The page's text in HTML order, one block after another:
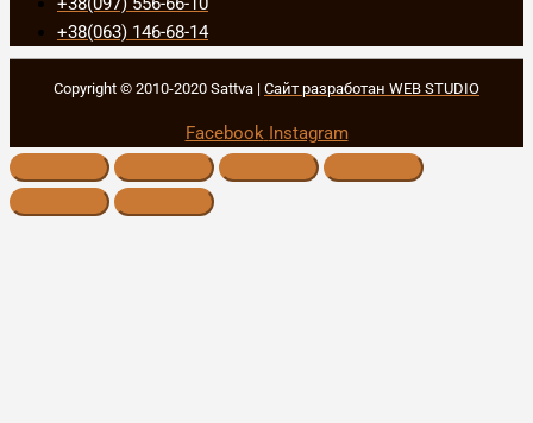
+38(063) 146-68-14
Copyright © 2010-2020 Sattva | Сайт разработан WEB STUDIO
Facebook Instagram